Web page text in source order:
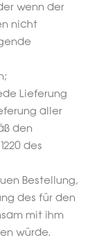
wenn der
nicht
Lieferung
aller
den
des
Bestellung,
des für den
mit ihm
würde.